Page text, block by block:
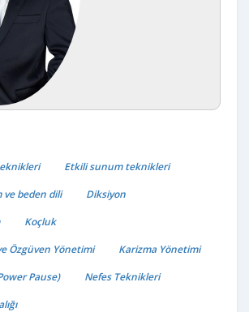
Etkili sunum teknikleri
ve beden dili
Diksiyon
Koçluk
Özgüven Yönetimi
Karizma Yönetimi
Pause)
Nefes Teknikleri